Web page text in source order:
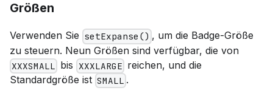
Größen
Verwenden Sie setExpanse() , um die Badge-Größe
zu steuern. Neun Größen sind verfügbar, die von
XXXSMALL bis XXXLARGEreichen, und die
Standardgröße ist SMALL .